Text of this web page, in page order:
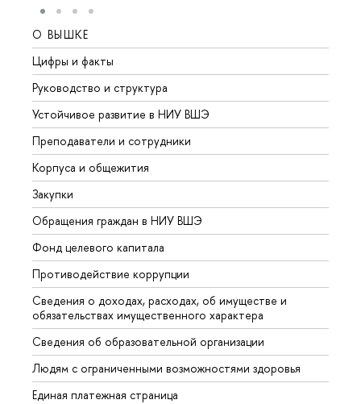
О ВЫШКЕ
Цифры и факты
Руководство и структура
Устойчивое развитие в НИУ ВШЭ
Преподаватели и сотрудники
Корпуса и общежития
Закупки
Обращения граждан в НИУ ВШЭ
Фонд целевого капитала
Противодействие коррупции
Сведения о доходах, расходах, об имуществе и
обязательствах имущественного характера
Сведения об образовательной организации
Людям с ограниченными возможностями здоровья
Единая платежная страница